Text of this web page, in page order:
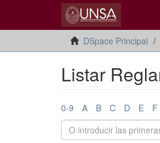
DSpace Principal
Listar
0-9 A B C D E F